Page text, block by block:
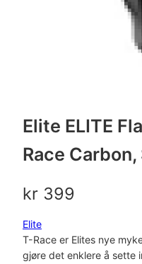
Elite ELITE
Race
kr 399
Elite
T-Race er Elites nye
gjøre det enklere å sette